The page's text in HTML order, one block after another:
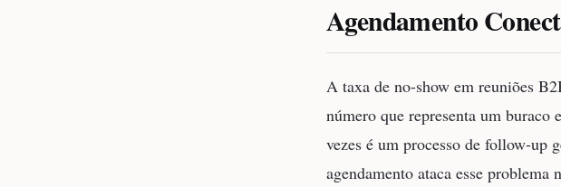
Agendamento
A taxa de no-show em reuniões
número que representa um
vezes é um processo de follow-up
agendamento ataca esse problema